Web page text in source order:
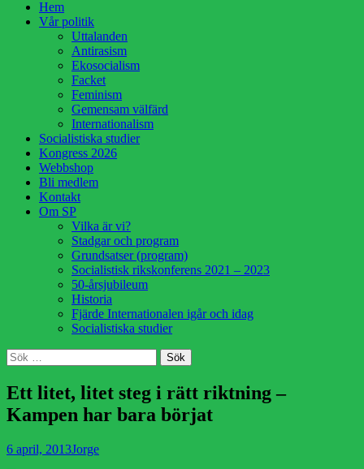
HoppaHem
Vår politik
Uttalanden
Antirasism
Ekosocialism
Facket
Feminism
Gemensam välfärd
Internationalism
Socialistiska studier
Kongress 2026
Webbshop
Bli medlem
Kontakt
Om SP
Vilka är vi?
Stadgar och program
Grundsatser (program)
Socialistisk rikskonferens 2021 – 2023
50-årsjubileum
Historia
Fjärde Internationalen igår och idag
Socialistiska studier
Sök
Sök
efter:
Ett litet, litet steg i rätt riktning –
Kampen har bara börjat
Publicerad
6 april, 2013Författare
Jorge